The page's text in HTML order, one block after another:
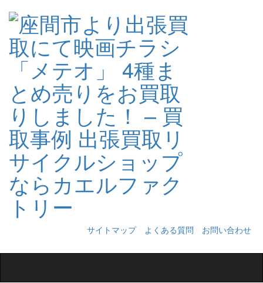
サイトマップ よくある質問
お問い合わせ
navigation